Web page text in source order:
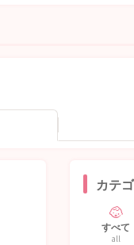
カテ
すべて
all